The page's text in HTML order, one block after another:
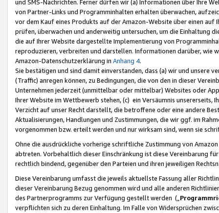
und SMS-Nachrichten. Ferner dürfen wir (a) Informationen über Ihre
von Partner-Links und Programminhalten erhalten überwachen,
vor dem Kauf eines Produkts auf der Amazon-Website über einen
prüfen, überwachen und anderweitig untersuchen, um die Einhaltung
die auf Ihrer Website dargestellte Implementierung von
reproduzieren, verbreiten und darstellen. Informationen darüber, wie
Amazon-Datenschutzerklärung in Anhang 4.
Sie bestätigen und sind damit einverstanden, dass (a) wir und
(Traffic) anregen können, zu Bedingungen, die von den in dieser
Unternehmen jederzeit (unmittelbar oder mittelbar) Websites oder
Ihrer Website im Wettbewerb stehen, (c) ein Versäumnis unsererseits,
Verzicht auf unser Recht darstellt, die betroffene oder eine andere
Aktualisierungen, Handlungen und Zustimmungen, die wir ggf. im
vorgenommen bzw. erteilt werden und nur wirksam sind, wenn sie
Ohne die ausdrückliche vorherige schriftliche Zustimmung von
abtreten. Vorbehaltlich dieser Einschränkung ist diese Vereinbarung
rechtlich bindend, gegenüber den Parteien und ihren jeweiligen
Diese Vereinbarung umfasst die jeweils aktuellste Fassung aller
dieser Vereinbarung Bezug genommen wird und alle anderen
des Partnerprogramms zur Verfügung gestellt werden („
verpflichten sich zu deren Einhaltung. Im Falle von Widersprüchen